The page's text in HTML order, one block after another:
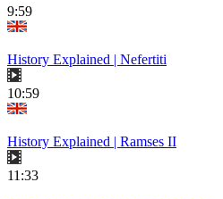
9:59
History Explained | Nefertiti
10:59
History Explained | Ramses II
11:33